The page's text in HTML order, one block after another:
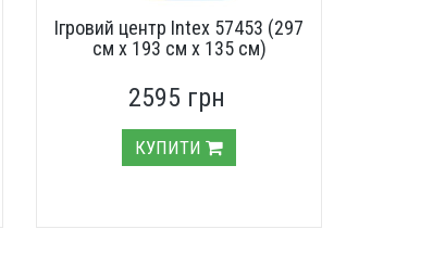
Ігровий центр Intex 57453 (297
см х 193 см х 135 см)
2595 грн
КУПИТИ